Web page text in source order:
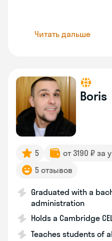
Читать дальше
Boris
5 от 3190 ₽ за
5 отзывов
Graduated with a
administration
Holds a Cambridge
Teaches students of